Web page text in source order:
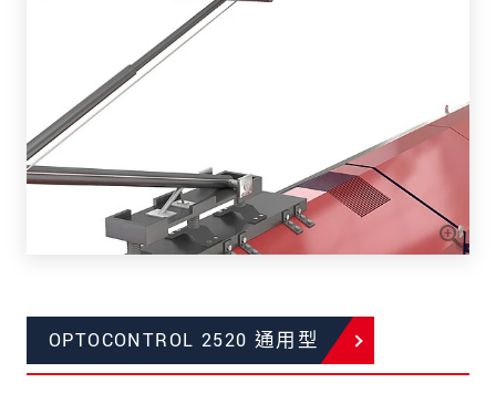
OPTOCONTROL 2520 通用型